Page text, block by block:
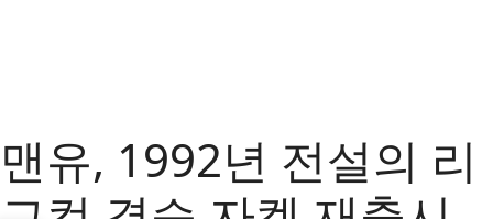
맨유, 1992년 전설의 리